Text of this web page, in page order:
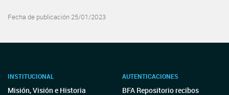
Fecha de publicación 25/01/2023
INSTITUCIONAL
Misión, Visión e Historia
AUTENTICACIONES
BFA Repositorio recibos